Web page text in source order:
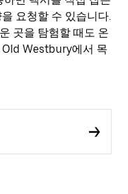
요청할 수 있습니다.
곳을 탐험할 때도 온
Westbury에서 목